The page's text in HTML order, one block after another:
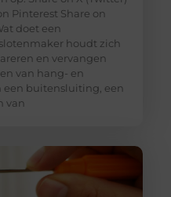
Pinterest Share on
doet een
houdt zich
en vervangen
van hang- en
een buitensluiting, een
van